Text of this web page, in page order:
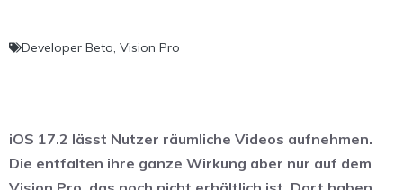
Developer Beta, Vision Pro
iOS 17.2 lässt Nutzer räumliche Videos aufnehmen.
Die entfalten ihre ganze Wirkung aber nur auf dem